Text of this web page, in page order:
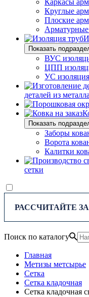
Каркасы
Круглые
Плоские
Арматурные
Показать
ВУС
ЦПП
УС
деталей из металла
Показать
Заборы
Ворота
Калитки
сетки
РАССЧИТАЙТЕ
Поиск по каталогу
Главная
Метизы метсырье
Сетка
Сетка кладочная
Сетка кладочная